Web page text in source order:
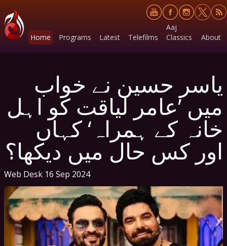
Home Programs Latest Telefilms
Aaj
Classics
About
یاسر حسین نے خواب
میں ’عامر لیاقت کو اہل
خانہ کے ہمراہ‘ کہاں
اور کس حال میں دیکھا؟
Web Desk 16 Sep 2024